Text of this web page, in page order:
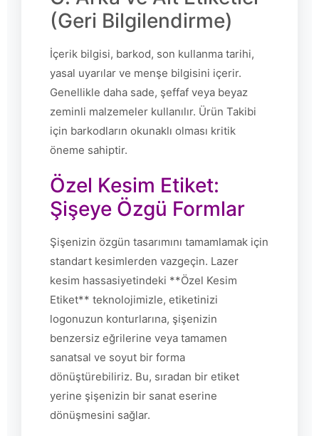
(Geri Bilgilendirme)
İçerik bilgisi, barkod, son kullanma tarihi,
yasal uyarılar ve menşe bilgisini içerir.
Genellikle daha sade, şeffaf veya beyaz
zeminli malzemeler kullanılır. Ürün Takibi
için barkodların okunaklı olması kritik
öneme sahiptir.
Özel Kesim Etiket:
Şişeye Özgü Formlar
Şişenizin özgün tasarımını tamamlamak için
standart kesimlerden vazgeçin. Lazer
kesim hassasiyetindeki **Özel Kesim
Etiket** teknolojimizle, etiketinizi
logonuzun konturlarına, şişenizin
benzersiz eğrilerine veya tamamen
sanatsal ve soyut bir forma
dönüştürebiliriz. Bu, sıradan bir etiket
yerine şişenizin bir sanat eserine
dönüşmesini sağlar.